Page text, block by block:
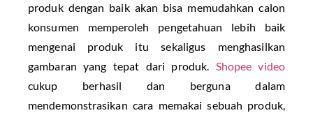
produk dengan baik akan bisa memudahkan calon
konsumen memperoleh pengetahuan lebih baik
mengenai produk itu sekaligus menghasilkan
gambaran yang tepat dari produk. Shopee video
cukup berhasil dan berguna dalam
mendemonstrasikan cara memakai sebuah produk,